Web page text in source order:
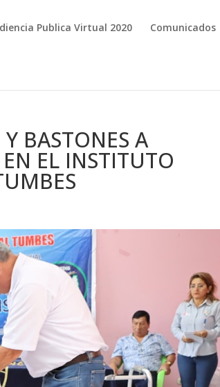
Publica Virtual 2020 Comunicados
BASTONES A
EL INSTITUTO